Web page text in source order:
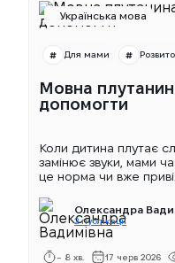
Українська мова
Для мами
Мовна
допомогти
Коли дитина плутає
замінює звуки, мами
це норма чи вже
Олександра
2 публікації
~ 8 хв. 17 черв 2026